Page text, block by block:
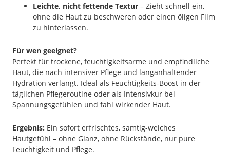
Leichte, nicht fettende Textur – Zieht schnell ein,
ohne die Haut zu beschweren oder einen öligen Film
zu hinterlassen.
Für wen geeignet?
Perfekt für trockene, feuchtigkeitsarme und empfindliche
Haut, die nach intensiver Pflege und langanhaltender
Hydration verlangt. Ideal als Feuchtigkeits-Boost in der
täglichen Pflegeroutine oder als Intensivkur bei
Spannungsgefühlen und fahl wirkender Haut.
Ergebnis: Ein sofort erfrischtes, samtig-weiches
Hautgefühl – ohne Glanz, ohne Rückstände, nur pure
Feuchtigkeit und Pflege.